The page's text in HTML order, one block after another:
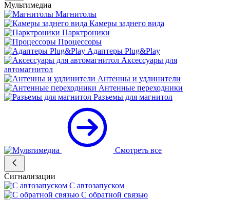
Мультимедиа
Магнитолы
Камеры заднего вида
Парктроники
Процессоры
Адаптеры Plug&Play
Аксессуары для
автомагнитол
Антенны и удлинители
Антенные переходники
Разъемы для магнитол
Смотреть все
Сигнализации
С автозапуском
С обратной связью